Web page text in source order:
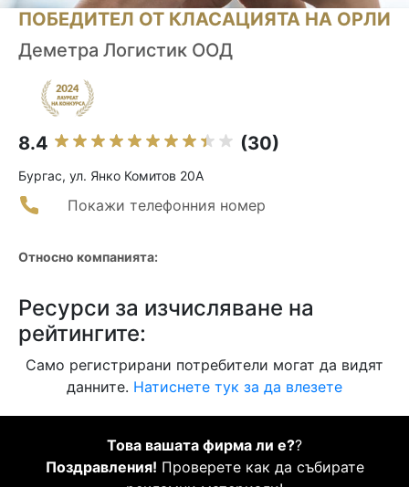
ПОБЕДИТЕЛ ОТ КЛАСАЦИЯТА НА ОРЛИ
Деметра Логистик ООД
8.4 (30)
Бургас, ул. Янко Комитов 20А
Покажи телефонния номер
Относно компанията:
Ресурси за изчисляване на
рейтингите:
Само регистрирани потребители могат да видят
данните. Натиснете тук за да влезете
Това вашата фирма ли е??
Поздравления! Проверете как да събирате